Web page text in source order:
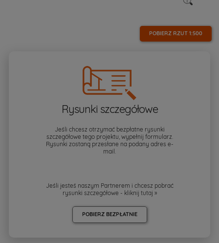
POBIERZ RZUT 1:500
Rysunki szczegółowe
Jeśli chcesz otrzymać bezpłatne rysunki
szczegółowe tego projektu, wypełnij formularz.
Rysunki zostaną przesłane na podany adres e-
mail.
Jeśli jesteś naszym Partnerem i chcesz pobrać
rysunki szczegółowe - kliknij tutaj »
POBIERZ BEZPŁATNIE